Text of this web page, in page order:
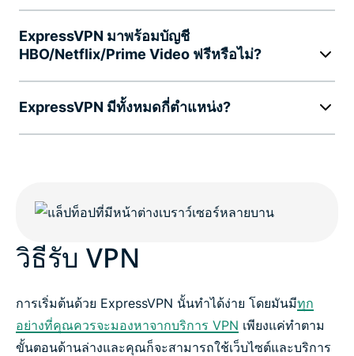
ExpressVPN มาพร้อมบัญชี
HBO/Netflix/Prime Video ฟรีหรือไม่?
ExpressVPN มีทั้งหมดกี่ตำแหน่ง?
วิธีรับ VPN
การเริ่มต้นด้วย ExpressVPN นั้นทำได้ง่าย โดยมันมีทุก
อย่างที่คุณควรจะมองหาจากบริการ VPN เพียงแค่ทำตาม
ขั้นตอนด้านล่างและคุณก็จะสามารถใช้เว็บไซต์และบริการ